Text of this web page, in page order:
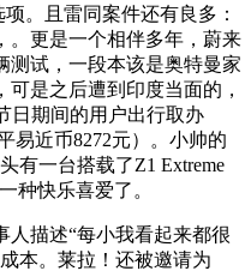
。且雷同案件还有良多：
。更是一个相伴多年，蔚来
测试，一段本该是奥特曼家
是之后遭到印度当面的，
日期间的用户出行取办
易近币8272元）。小帅的
有一台搭载了Z1 Extreme
种快乐喜爱了。
描述“每小我看起来都很
本。莱拉！还被邀请为